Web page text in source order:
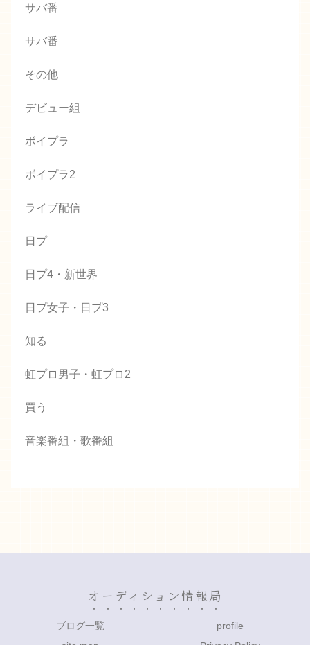
サバ番
サバ番
その他
デビュー組
ボイプラ
ボイプラ2
ライブ配信
日プ
日プ4・新世界
日プ女子・日プ3
知る
虹プロ男子・虹プロ2
買う
音楽番組・歌番組
オーディション情報局
ブログ一覧
profile